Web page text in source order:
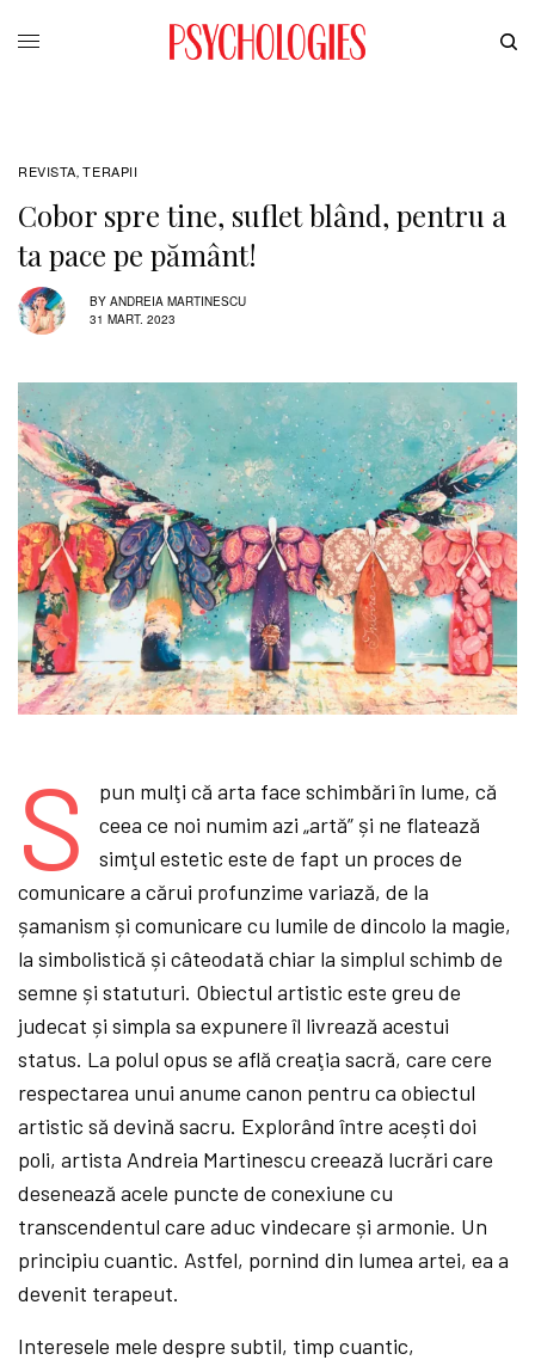
REVISTA, TERAPII
Cobor spre tine, suflet blând, pentru a
ta pace pe pământ!
BY ANDREIA MARTINESCU
31 MART. 2023
S
pun mulţi că arta face schimbări în lume, că
ceea ce noi numim azi „artă” și ne flatează
simţul estetic este de fapt un proces de
comunicare a cărui profunzime variază, de la
șamanism și comunicare cu lumile de dincolo la magie,
la simbolistică și câteodată chiar la simplul schimb de
semne și statuturi. Obiectul artistic este greu de
judecat și simpla sa expunere îl livrează acestui
status. La polul opus se află creaţia sacră, care cere
respectarea unui anume canon pentru ca obiectul
artistic să devină sacru. Explorând între acești doi
poli, artista Andreia Martinescu creează lucrări care
desenează acele puncte de conexiune cu
transcendentul care aduc vindecare și armonie. Un
principiu cuantic. Astfel, pornind din lumea artei, ea a
devenit terapeut.
Interesele mele despre subtil, timp cuantic,